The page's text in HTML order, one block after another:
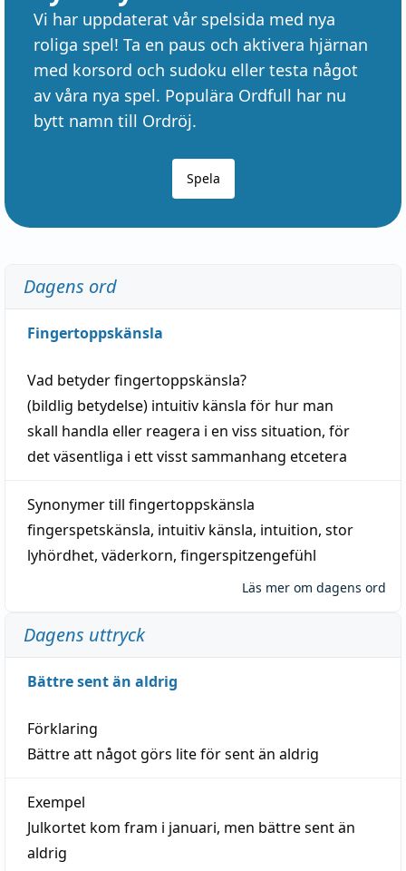
Vi har uppdaterat vår spelsida med nya
roliga spel! Ta en paus och aktivera hjärnan
med korsord och sudoku eller testa något
av våra nya spel. Populära Ordfull har nu
bytt namn till Ordröj.
Spela
Dagens ord
Fingertoppskänsla
Vad betyderfingertoppskänsla?
(bildlig betydelse) intuitiv känsla för hur man
skall handla eller reagera i en viss situation, för
det väsentliga i ett visstsammanhang etcetera
Synonymer till fingertoppskänsla
fingerspetskänsla, intuitiv känsla, intuition, stor
lyhördhet, väderkorn, fingerspitzengefühl
Läs mer om dagens ord
Dagens uttryck
Bättre sent än aldrig
Förklaring
Bättre att något görs lite för sent än aldrig
Exempel
Julkortet kom fram i januari, men bättre sent än
aldrig